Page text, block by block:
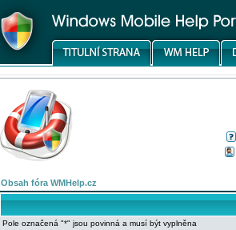
Obsah fóra WMHelp.cz
Pole označená "*" jsou povinná a musí být vyplněna